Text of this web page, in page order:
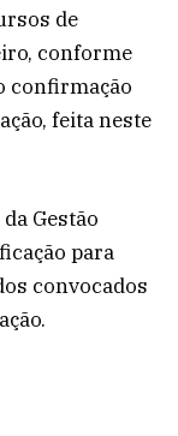
de
conforme
confirmação
feita neste
Gestão
para
convocados